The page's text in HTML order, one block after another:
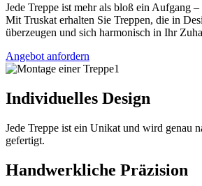
Jede Treppe ist mehr als bloß ein Aufgang –
Mit Truskat erhalten Sie Treppen, die in
überzeugen und sich harmonisch in Ihr
Angebot anfordern
Individuelles Design
Jede Treppe ist ein Unikat und wird genau
gefertigt.
Handwerkliche Präzision